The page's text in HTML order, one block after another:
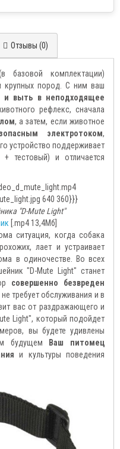
Отзывы (0)
базовой комплектации)
крупных пород. С ним ваш
и выть в неподходящее
рефлекс, сначала
, а затем, если животное
электротоком,
устройство поддерживает
тестовый) и отличается
640 360}}}
"D-Mute Light"
[.mp4 13,4Mб]
ситуация, когда собака
лает и устраивает
в одиночестве. Во всех
"D-Mute Light" станет
совершенно безвреден
требует обслуживания и в
вас от раздражающего и
Light", который подойдет
вы будете удивлены
будущем
Ваш питомец
и культуры поведения